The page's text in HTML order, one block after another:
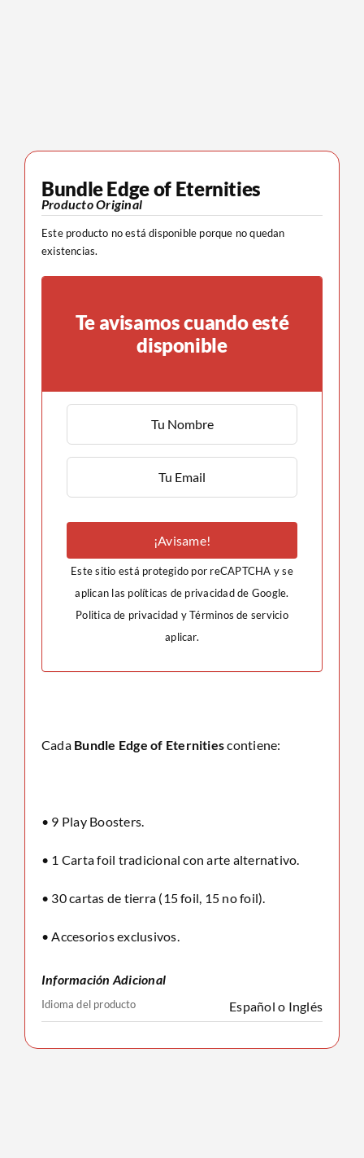
Bundle Edge of Eternities
Producto Original
Este producto no está disponible porque no quedan
existencias.
Te avisamos cuando esté
disponible
¡Avisame!
Este sitio está protegido por reCAPTCHA y se
aplican las políticas de privacidad de Google.
Politica de privacidad yTérminos de servicio
aplicar.
Cada Bundle Edge of Eternitiescontiene:
• 9 Play Boosters.
• 1 Carta foil tradicional con arte alternativo.
• 30 cartas de tierra (15 foil, 15 no foil).
• Accesorios exclusivos.
Información Adicional
Idioma del producto Español o Inglés